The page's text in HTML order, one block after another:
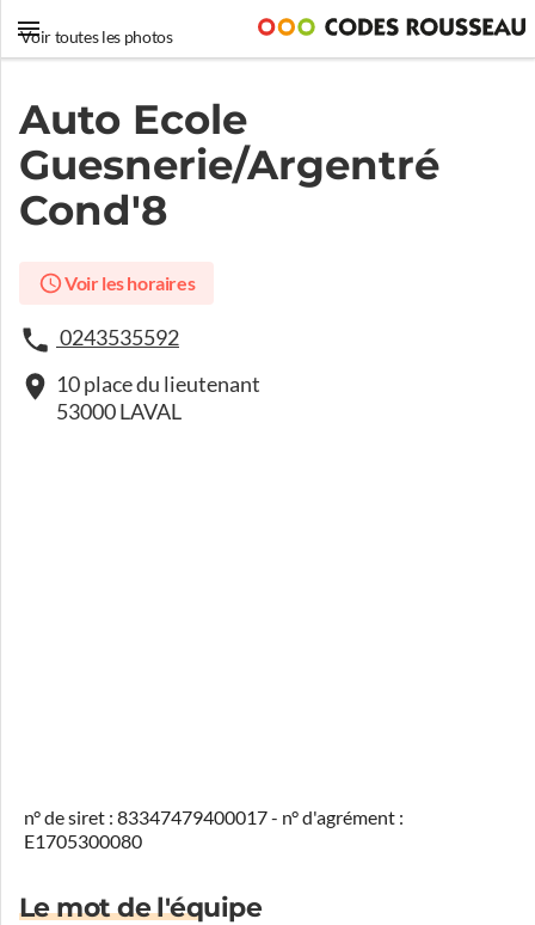
Voir toutes les photos
Auto Ecole
Guesnerie/Argentré
Cond'8
Voir les horaires
0243535592
10 place du lieutenant
53000 LAVAL
n° de siret : 83347479400017 - n° d'agrément :
E1705300080
Le mot de l'équipe